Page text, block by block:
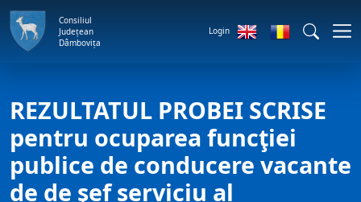
Consiliul
Județean
Dâmbovița
Login
REZULTATUL PROBEI SCRISE
pentru ocuparea funcţiei
publice de conducere vacante
de de şef serviciu al